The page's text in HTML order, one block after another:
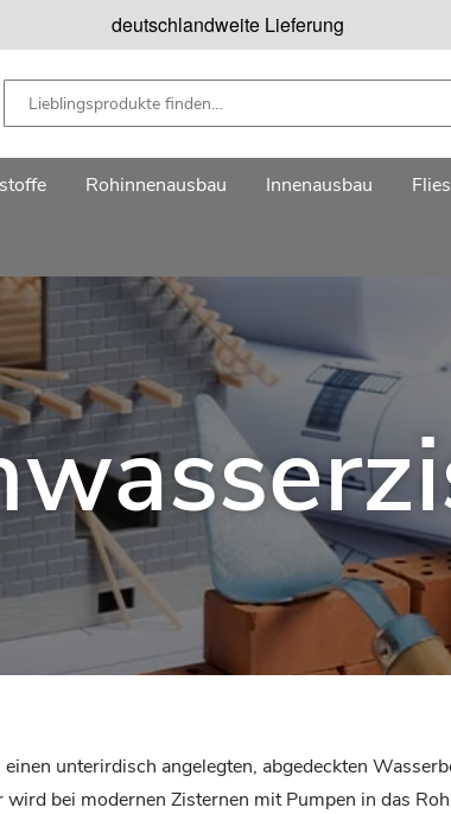
deutschlandweite Lieferung
Rohinnenausbau Innenausbau
unterirdisch angelegten, abgedeckten
bei modernen Zisternen mit Pumpen in das